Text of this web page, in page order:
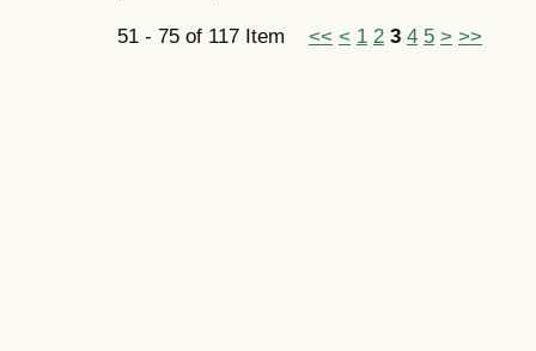
51 - 75 of 117 Item << < 1 2 3 4 5 > >>